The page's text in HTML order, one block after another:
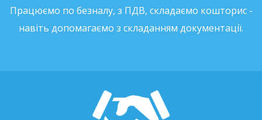
Працюємо по безналу, з ПДВ, складаємо кошторис -
навіть допомагаємо з складанням документації.